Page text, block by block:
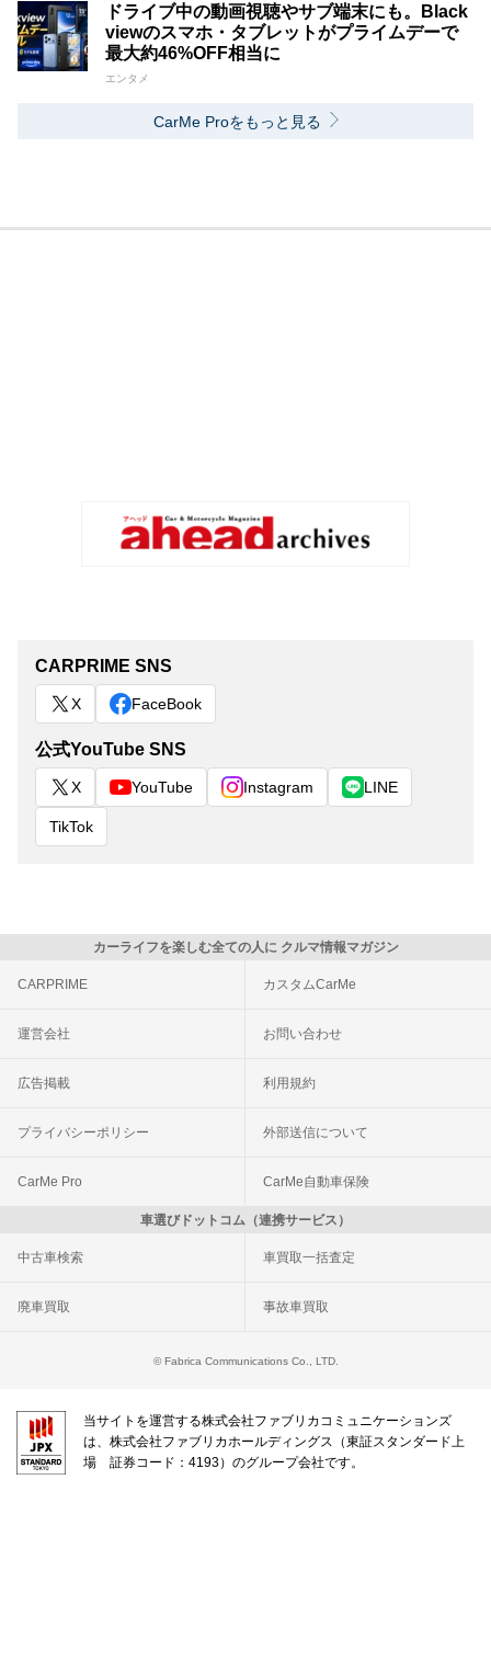
ドライブ中の動画視聴やサブ端末にも。Black
viewのスマホ・タブレットがプライムデーで
最大約46%OFF相当に
エンタメ
CarMe Proをもっと見る
CARPRIME SNS
X FaceBook
公式YouTube SNS
X YouTube Instagram LINE
TikTok
カーライフを楽しむ全ての人に クルマ情報マガジン
CARPRIME カスタムCarMe
運営会社 お問い合わせ
広告掲載 利用規約
プライバシーポリシー 外部送信について
CarMe Pro CarMe自動車保険
車選びドットコム（連携サービス）
中古車検索 車買取一括査定
廃車買取 事故車買取
© Fabrica Communications Co., LTD.
当サイトを運営する株式会社ファブリカコミュニケーションズ
は、株式会社ファブリカホールディングス（東証スタンダード上
場 証券コード：4193）のグループ会社です。